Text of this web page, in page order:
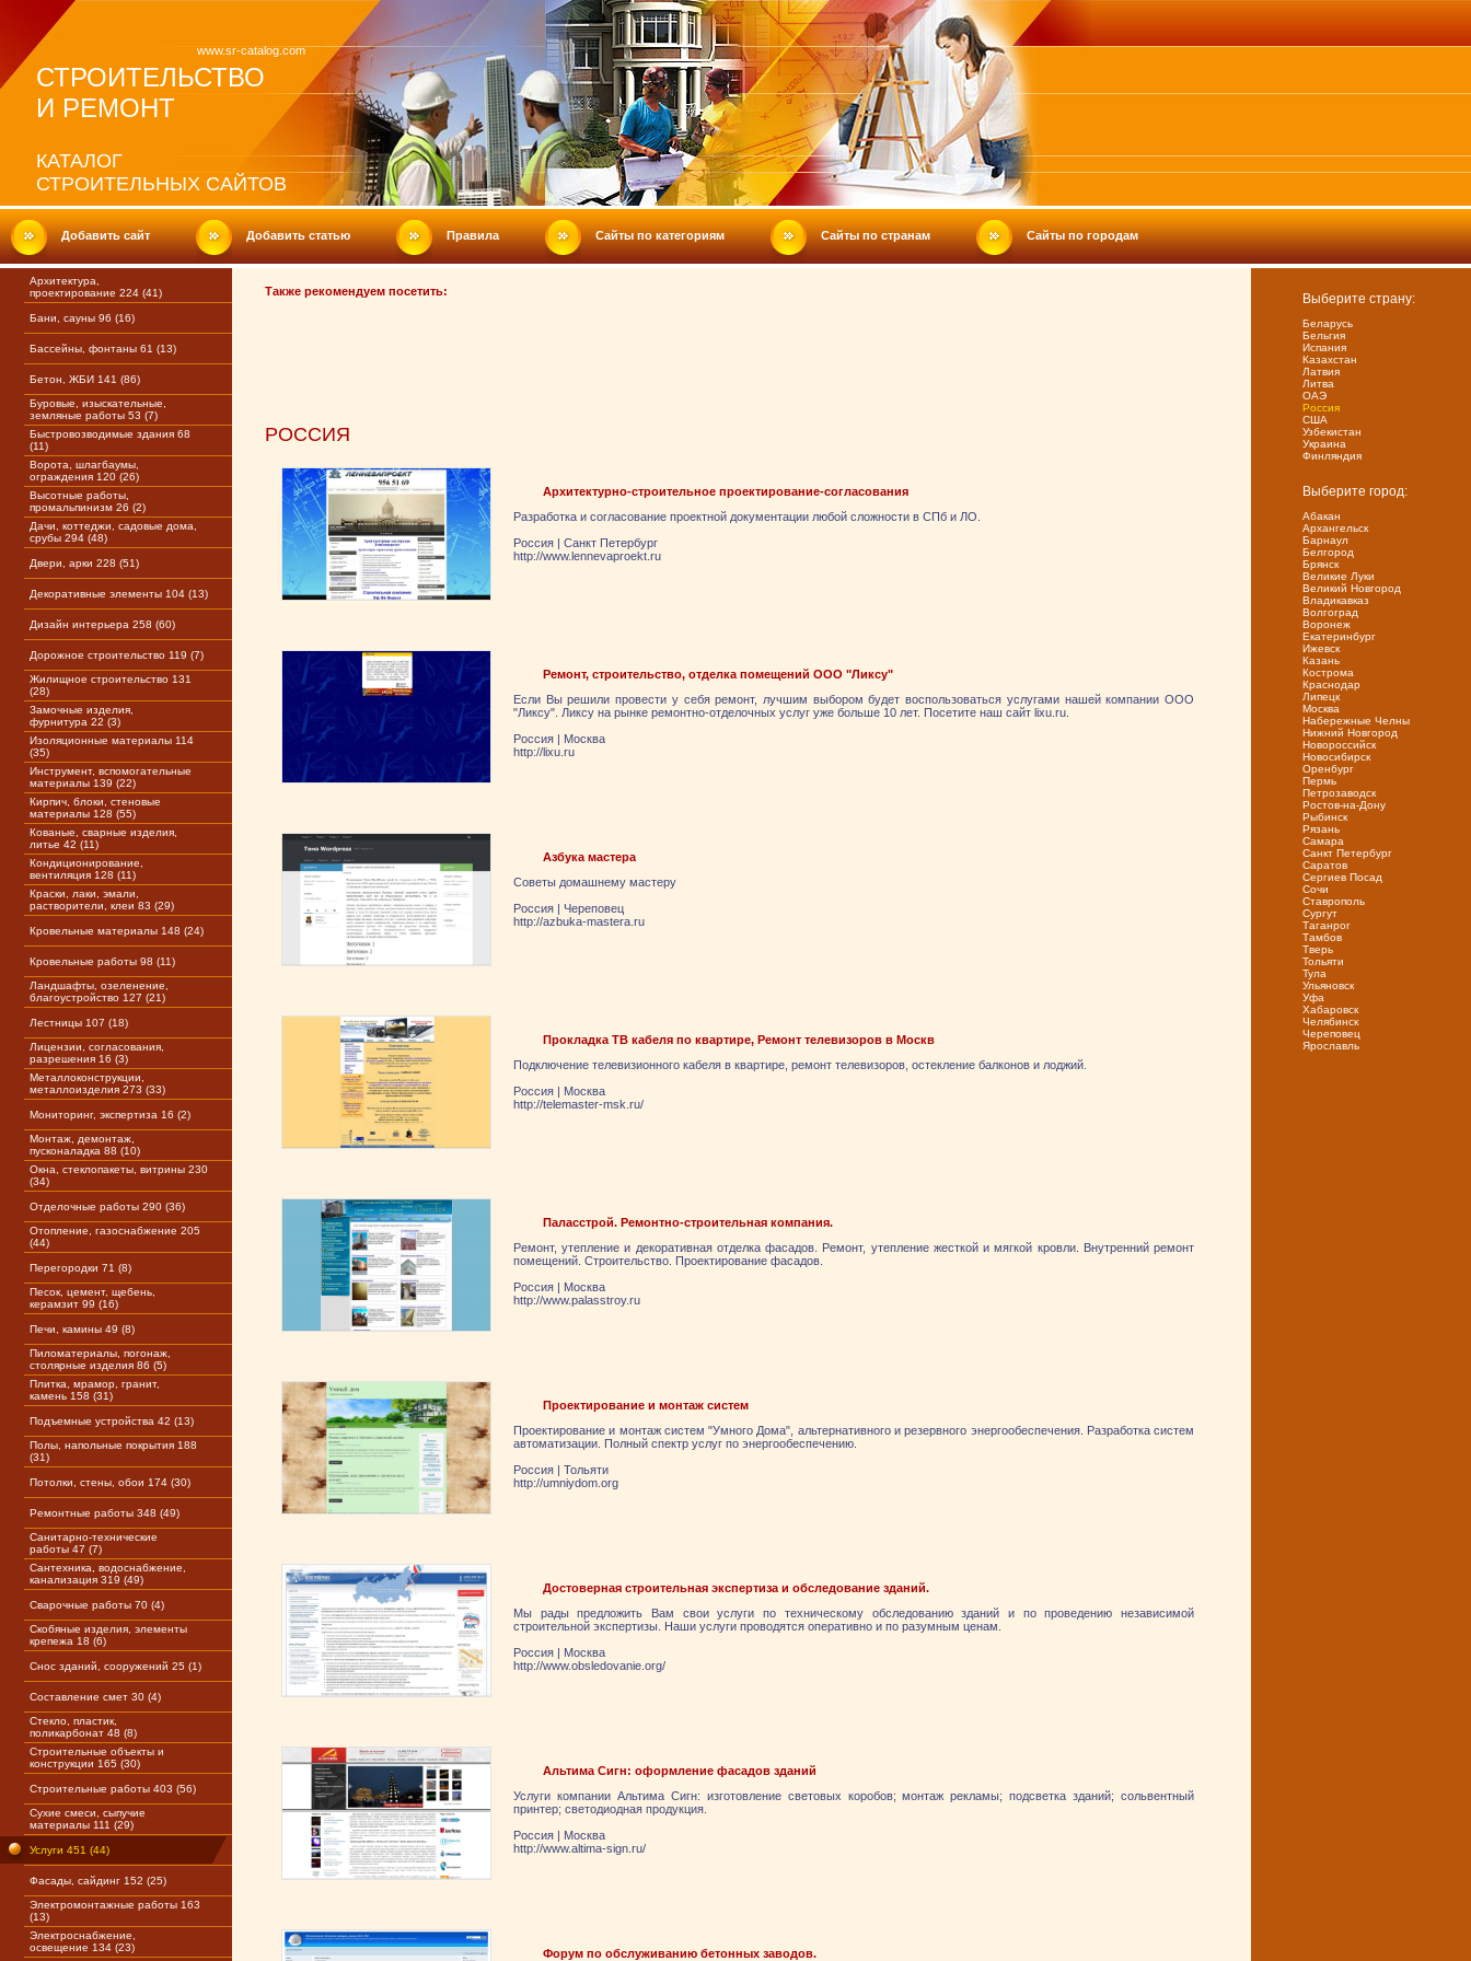
www.sr-catalog.com
СТРОИТЕЛЬСТВО
И РЕМОНТ
КАТАЛОГ
СТРОИТЕЛЬНЫХ САЙТОВ
Добавить сайт Добавить статью Правила Сайты по категориям Сайты по странам Сайты по городам
Архитектура,
проектирование 224 (41)
Бани, сауны 96 (16)
Бассейны, фонтаны 61 (13)
Бетон, ЖБИ 141 (86)
Буровые, изыскательные,
земляные работы 53 (7)
Быстровозводимые здания 68
(11)
Ворота, шлагбаумы,
ограждения 120 (26)
Высотные работы,
промальпинизм 26 (2)
Дачи, коттеджи, садовые дома,
срубы 294 (48)
Двери, арки 228 (51)
Декоративные элементы 104 (13)
Дизайн интерьера 258 (60)
Дорожное строительство 119 (7)
Жилищное строительство 131
(28)
Замочные изделия,
фурнитура 22 (3)
Изоляционные материалы 114
(35)
Инструмент, вспомогательные
материалы 139 (22)
Кирпич, блоки, стеновые
материалы 128 (55)
Кованые, сварные изделия,
литье 42 (11)
Кондиционирование,
вентиляция 128 (11)
Краски, лаки, эмали,
растворители, клеи 83 (29)
Кровельные материалы 148 (24)
Кровельные работы 98 (11)
Ландшафты, озеленение,
благоустройство 127 (21)
Лестницы 107 (18)
Лицензии, согласования,
разрешения 16 (3)
Металлоконструкции,
металлоизделия 273 (33)
Мониторинг, экспертиза 16 (2)
Монтаж, демонтаж,
пусконаладка 88 (10)
Окна, стеклопакеты, витрины 230
(34)
Отделочные работы 290 (36)
Отопление, газоснабжение 205
(44)
Перегородки 71 (8)
Песок, цемент, щебень,
керамзит 99 (16)
Печи, камины 49 (8)
Пиломатериалы, погонаж,
столярные изделия 86 (5)
Плитка, мрамор, гранит,
камень 158 (31)
Подъемные устройства 42 (13)
Полы, напольные покрытия 188
(31)
Потолки, стены, обои 174 (30)
Ремонтные работы 348 (49)
Санитарно-технические
работы 47 (7)
Сантехника, водоснабжение,
канализация 319 (49)
Сварочные работы 70 (4)
Скобяные изделия, элементы
крепежа 18 (6)
Снос зданий, сооружений 25 (1)
Составление смет 30 (4)
Стекло, пластик,
поликарбонат 48 (8)
Строительные объекты и
конструкции 165 (30)
Строительные работы 403 (56)
Сухие смеси, сыпучие
материалы 111 (29)
Услуги 451 (44)
Фасады, сайдинг 152 (25)
Электромонтажные работы 163
(13)
Электроснабжение,
освещение 134 (23)
Также рекомендуем посетить:
РОССИЯ
Архитектурно-строительное проектирование-согласования
Разработка и согласование проектной документации любой сложности в СПб и ЛО.
Россия | Санкт Петербург
http://www.lennevaproekt.ru
Ремонт, строительство, отделка помещений ООО "Ликсу"
Если Вы решили провести у себя ремонт, лучшим выбором будет воспользоваться услугами нашей компании ООО
"Ликсу". Ликсу на рынке ремонтно-отделочных услуг уже больше 10 лет. Посетите наш сайт lixu.ru.
Россия | Москва
http://lixu.ru
Азбука мастера
Советы домашнему мастеру
Россия | Череповец
http://azbuka-mastera.ru
Прокладка ТВ кабеля по квартире, Ремонт телевизоров в Москв
Подключение телевизионного кабеля в квартире, ремонт телевизоров, остекление балконов и лоджий.
Россия | Москва
http://telemaster-msk.ru/
Паласстрой. Ремонтно-строительная компания.
Ремонт, утепление и декоративная отделка фасадов. Ремонт, утепление жесткой и мягкой кровли. Внутренний ремонт
помещений. Строительство. Проектирование фасадов.
Россия | Москва
http://www.palasstroy.ru
Проектирование и монтаж систем
Проектирование и монтаж систем "Умного Дома", альтернативного и резервного энергообеспечения. Разработка систем
автоматизации. Полный спектр услуг по энергообеспечению.
Россия | Тольяти
http://umniydom.org
Достоверная строительная экспертиза и обследование зданий.
Мы рады предложить Вам свои услуги по техническому обследованию зданий и по проведению независимой
строительной экспертизы. Наши услуги проводятся оперативно и по разумным ценам.
Россия | Москва
http://www.obsledovanie.org/
Альтима Сигн: оформление фасадов зданий
Услуги компании Альтима Сигн: изготовление световых коробов; монтаж рекламы; подсветка зданий; сольвентный
принтер; светодиодная продукция.
Россия | Москва
http://www.altima-sign.ru/
Форум по обслуживанию бетонных заводов.
Выберите страну:
Беларусь
Бельгия
Испания
Казахстан
Латвия
Литва
ОАЭ
Россия
США
Узбекистан
Украина
Финляндия
Выберите город:
Абакан
Архангельск
Барнаул
Белгород
Брянск
Великие Луки
Великий Новгород
Владикавказ
Волгоград
Воронеж
Екатеринбург
Ижевск
Казань
Кострома
Краснодар
Липецк
Москва
Набережные Челны
Нижний Новгород
Новороссийск
Новосибирск
Оренбург
Пермь
Петрозаводск
Ростов-на-Дону
Рыбинск
Рязань
Самара
Санкт Петербург
Саратов
Сергиев Посад
Сочи
Ставрополь
Сургут
Таганрог
Тамбов
Тверь
Тольяти
Тула
Ульяновск
Уфа
Хабаровск
Челябинск
Череповец
Ярослaвль